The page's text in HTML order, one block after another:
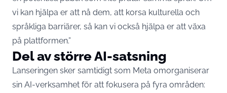
vi kan hjälpa er att nå dem, att korsa kulturella och
språkliga barriärer, så kan vi också hjälpa er att växa
på plattformen.”
Del av större AI-satsning
Lanseringen sker samtidigt som Meta omorganiserar
sin AI-verksamhet för att fokusera på fyra områden: